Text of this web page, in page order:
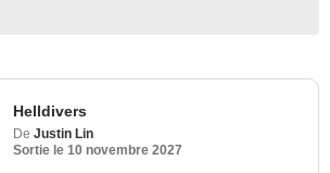
Helldivers
De Justin Lin
Sortie le 10 novembre 2027